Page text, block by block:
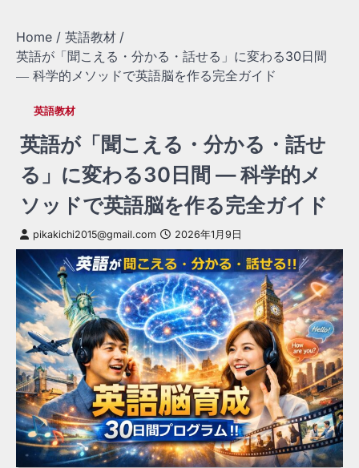
Home
英語教材
英語が「聞こえる・分かる・話せる」に変わる30日間
― 科学的メソッドで英語脳を作る完全ガイド
英語教材
英語が「聞こえる・分かる・話せ
る」に変わる30日間 ― 科学的メ
ソッドで英語脳を作る完全ガイド
pikakichi2015@gmail.com 2026年1月9日